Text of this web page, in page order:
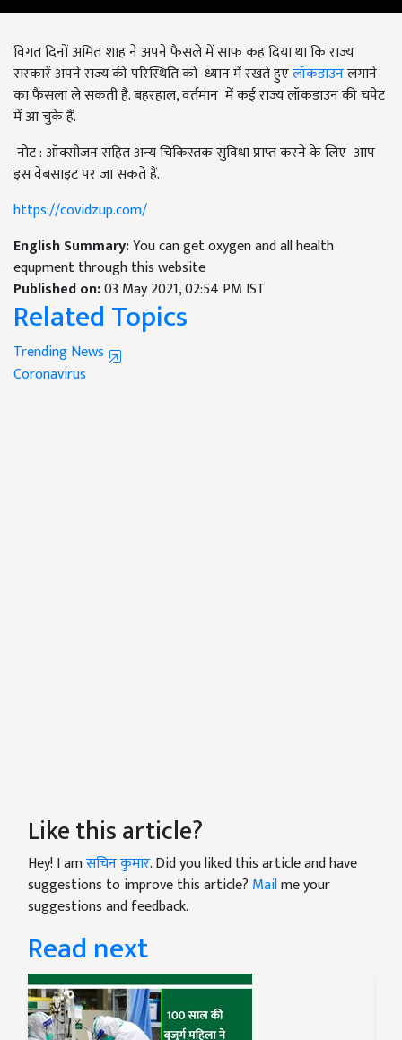
विगत दिनों अमित शाह ने अपने फैसले में साफ कह दिया था कि राज्य
सरकारें अपने राज्य की परिस्थिति को ध्यान में रखते हुएलॉकडाउनलगाने
का फैसला ले सकती है. बहरहाल, वर्तमान में कई राज्य लॉकडाउन की चपेट
में आ चुके हैं.
नोट : ऑक्सीजन सहित अन्य चिकिस्तक सुविधा प्राप्त करने के लिए आप
इस वेबसाइट पर जा सकते हैं.
https://covidzup.com/
English Summary:You can get oxygen and all health
equpment through this website
Published on:03 May 2021, 02:54 PM IST
Related Topics
Trending News
Coronavirus
Like this article?
Hey! I amसचिन कुमार. Did you liked this article and have
suggestions to improve this article? Mailme your
suggestions and feedback.
Read next